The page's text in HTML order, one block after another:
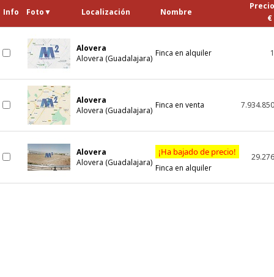
Info Foto▼ Localización Nombre
Precio
€
Alovera
Alovera (Guadalajara)
Finca en alquiler 1
Alovera
Alovera (Guadalajara)
Finca en venta 7.934.850
Alovera
Alovera (Guadalajara)
¡Ha bajado de precio!
Finca en alquiler
29.276